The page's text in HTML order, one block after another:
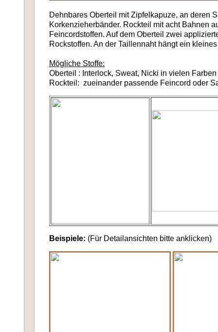
Dehnbares Oberteil mit Zipfelkapuze, an deren
Korkenzieherbänder. Rockteil mit acht Bahnen
Feincordstoffen. Auf dem Oberteil zwei
Rockstoffen. An der Taillennaht hängt ein
Mögliche Stoffe:
Oberteil : Interlock, Sweat, Nicki in vielen Farben
Rockteil: zueinander passende Feincord oder
Beispiele: (Für Detailansichten bitte anklicken)